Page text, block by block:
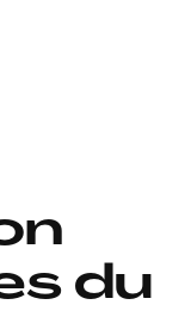
du